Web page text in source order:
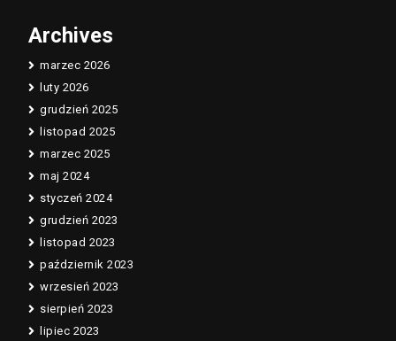
Archives
marzec 2026
luty 2026
grudzień 2025
listopad 2025
marzec 2025
maj 2024
styczeń 2024
grudzień 2023
listopad 2023
październik 2023
wrzesień 2023
sierpień 2023
lipiec 2023